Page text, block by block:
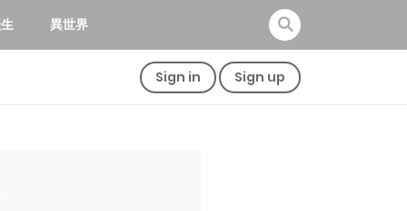
異世界
Sign in Sign up